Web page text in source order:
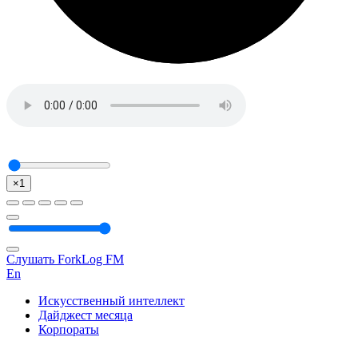
×1
Слушать ForkLog FM
En
Искусственный интеллект
Дайджест месяца
Корпораты